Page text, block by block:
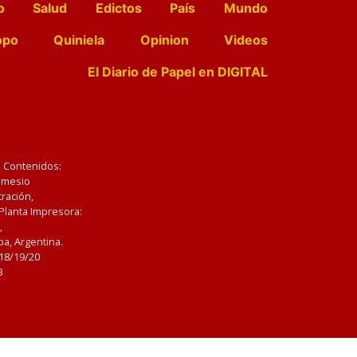
Salud Edictos País
Mundo
Quiniela Opinion
Videos
El Diario de Papel en DIGITAL
Impresora:
Argentina.
19/20